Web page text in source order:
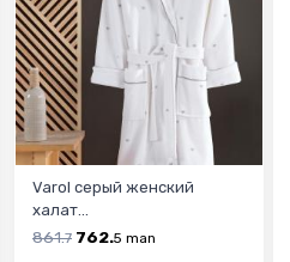
Varol серый женский
халат...
861.7 762.5 man